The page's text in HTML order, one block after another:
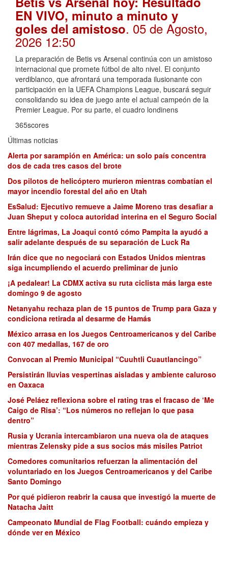
EN VIVO, minuto a minuto y
goles del amistoso. 05 de Agosto,
2026 12:50
La preparación de Betis vs Arsenal continúa con un amistoso
internacional que promete fútbol de alto nivel. El conjunto
verdiblanco, que afrontará una temporada ilusionante con
participación en la UEFA Champions League, buscará seguir
consolidando su idea de juego ante el actual campeón de la
Premier League. Por su parte, el cuadro londinens
365scores
Últimas noticias
Alerta por sarampión en América: un solo país concentra
dos de cada tres casos del brote
Dos pilotos de helicóptero murieron mientras combatían el
mayor incendio forestal del año en Utah
EsSalud: Ejecutivo remueve a Jaime Moreno tras desafiar a
Juan Sheput y coloca autoridad interina en el Seguro Social
Entre lágrimas, La Joaqui contó cómo Pampita la ayudó a
salir adelante después de su separación de Luck Ra
Irán dice que no negociará con Estados Unidos mientras
siga incumpliendo el acuerdo preliminar de junio
¡A pedalear! La CDMX activa su ruta ciclista más larga este
domingo 9 de agosto
Netanyahu rechaza plan de 15 puntos de Trump para Gaza y
condiciona retirada al desarme de Hamás
México arrasa en los Juegos Centroamericanos y del Caribe
con 407 medallas, 167 de oro
Convocan al Premio Municipal “Cuuhtli Cuautlancingo”
Persistirán lluvias vespertinas aisladas y ambiente caluroso
en Oaxaca
José Peláez reflexiona sobre el rating tras el fracaso de ‘Me
Caigo de Risa’: “Los números no reflejan lo que pasa
dentro”
Rusia y Ucrania intercambiaron una nueva ola de ataques
mientras Zelensky pide a sus socios más misiles Patriot
Comedores comunitarios refuerzan la alimentación del
voluntariado en los Juegos Centroamericanos y del Caribe
Santo Domingo
Por qué pidieron reabrir la causa que investigó la muerte de
Natacha Jaitt
Campeonato Mundial de Flag Football: cuándo empieza y
dónde ver en México